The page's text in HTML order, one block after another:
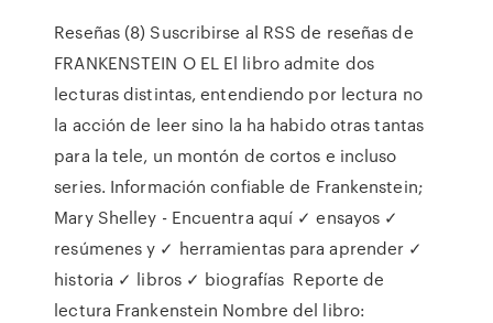
Reseñas (8) Suscribirse al RSS de reseñas de
FRANKENSTEIN O EL El libro admite dos
lecturas distintas, entendiendo por lectura no
la acción de leer sino la ha habido otras tantas
para la tele, un montón de cortos e incluso
series. Información confiable de Frankenstein;
Mary Shelley - Encuentra aquí ✓ ensayos ✓
resúmenes y ✓ herramientas para aprender ✓
historia ✓ libros ✓ biografías Reporte de
lectura Frankenstein Nombre del libro: